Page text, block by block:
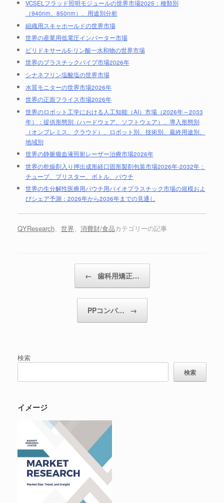
VCSELフラッド照明モジュールの世界市場2025：種類別
（940nm、850nm）、用途別分析
組織用スキャホールドの世界市場
世界の産業用低電圧インバーター市場
ピリドキサール5-リン酸一水和物の世界市場
世界のプラスチックパイプ市場2026年
シナネフリン塩酸塩の世界市場
水質モニターの世界市場2026年
世界の正面フライス市場2026年
世界のロボット工学における人工知能（AI）市場（2026年～2033
年）：提供形態別（ハードウェア、ソフトウェア）、導入形態別
（オンプレミス、クラウド）、ロボット別、技術別、最終用途別、
地域別
世界の静脈瘤血液照射レーザー治療市場2026年
世界の乾燥剤入り押出成形経口固形製剤包装市場2026年-2032年：
チューブ、ブリスター、ボトル、パウチ
世界の生分解性医療用パウチ用バイオプラスチック市場の規模およ
びシェア予測：2026年から2036年までの見通し
QYResearch、 世界、 消費財/食品カテゴリーの記事
← 歯科用矯正…
PPコンパ… →
検索
検索
イメージ